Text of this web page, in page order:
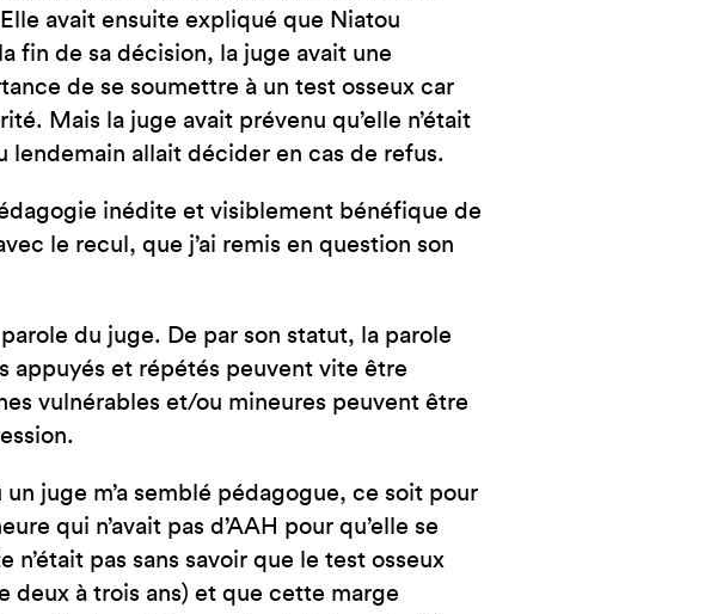
avait ensuite expliqué que Niatou
fin de sa décision, la juge avait une
de se soumettre à un test osseux car
Mais la juge avait prévenu qu’elle n’était
lendemain allait décider en cas de refus.
inédite et visiblement bénéfique de
le recul, que j’ai remis en question son
du juge. De par son statut, la parole
appuyés et répétés peuvent vite être
vulnérables et/ou mineures peuvent être
juge m’a semblé pédagogue, ce soit pour
qui n’avait pas d’AAH pour qu’elle se
pas sans savoir que le test osseux
deux à trois ans) et que cette marge